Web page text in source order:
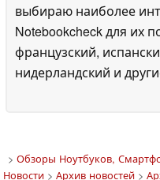
выбираю наиболее
Notebookcheck для их
французский,
нидерландский и
> Обзоры Ноутбуков,
Новости> Архив новостей>